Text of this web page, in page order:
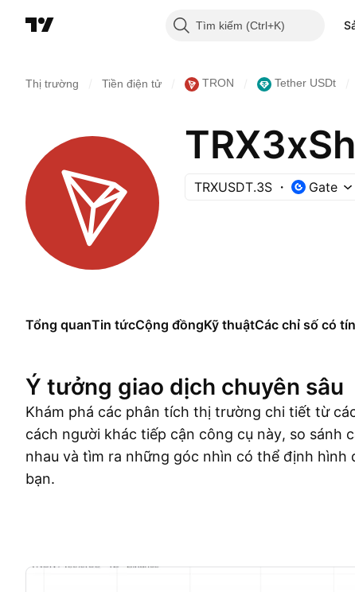
Tìm kiếm
Thị trường Tiền điện tử TRON Tether USDt
TRXUSDT.3S Gate
Tổng quanTin tứcCộng đồngKỹ thuậtCác chỉ số có
Ý tưởng giao dịch chuyên sâu
Khám phá các phân tích thị trường chi tiết từ
cách người khác tiếp cận công cụ này, so sánh
nhau và tìm ra những góc nhìn có thể định hình
bạn.